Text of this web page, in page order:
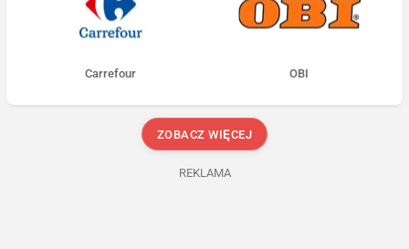
Carrefour OBI
ZOBACZ WIĘCEJ
REKLAMA